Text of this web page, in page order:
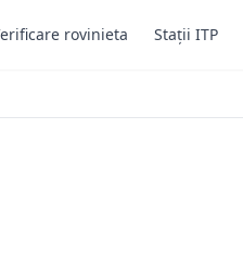
rovinieta Stații ITP